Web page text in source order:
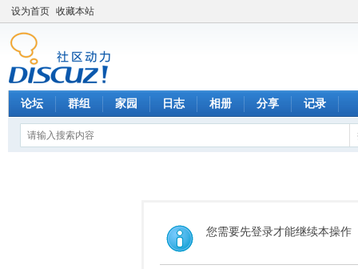
设为首页 收藏本站
论坛 群组 家园 日志 相册 分享 记录
您需要先登录才能继续本操作